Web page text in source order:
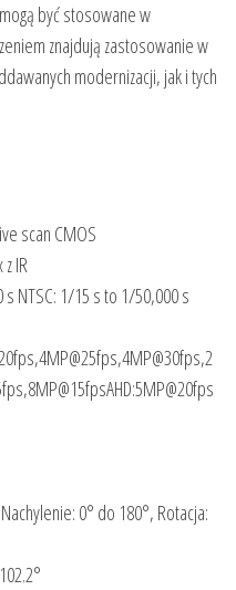
być stosowane w
znajdują zastosowanie w
modernizacji, jak i tych
scan CMOS
IR
s NTSC: 1/15 s to 1/50,000 s
0° do 180°, Rotacja: